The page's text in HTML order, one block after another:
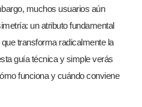
muchos usuarios aún
un atributo fundamental
transforma radicalmente la
guía técnica y simple verás
funciona y cuándo conviene